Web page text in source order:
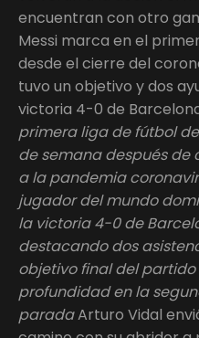
encuentran con otro
Messi marca en el
desde el cierre del
tuvo un objetivo y dos
victoria 4-0 de
primera liga de fútbol
de semana después de
a la pandemia
jugador del mundo
la victoria 4-0 de
destacando dos
objetivo final del
profundidad en la
paradaArturo Vidal